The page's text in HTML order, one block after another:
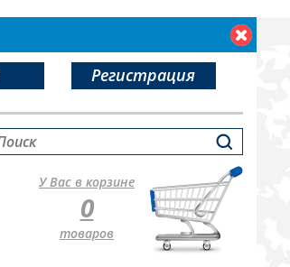
Регистрация
У Вас в корзине
0
товаров